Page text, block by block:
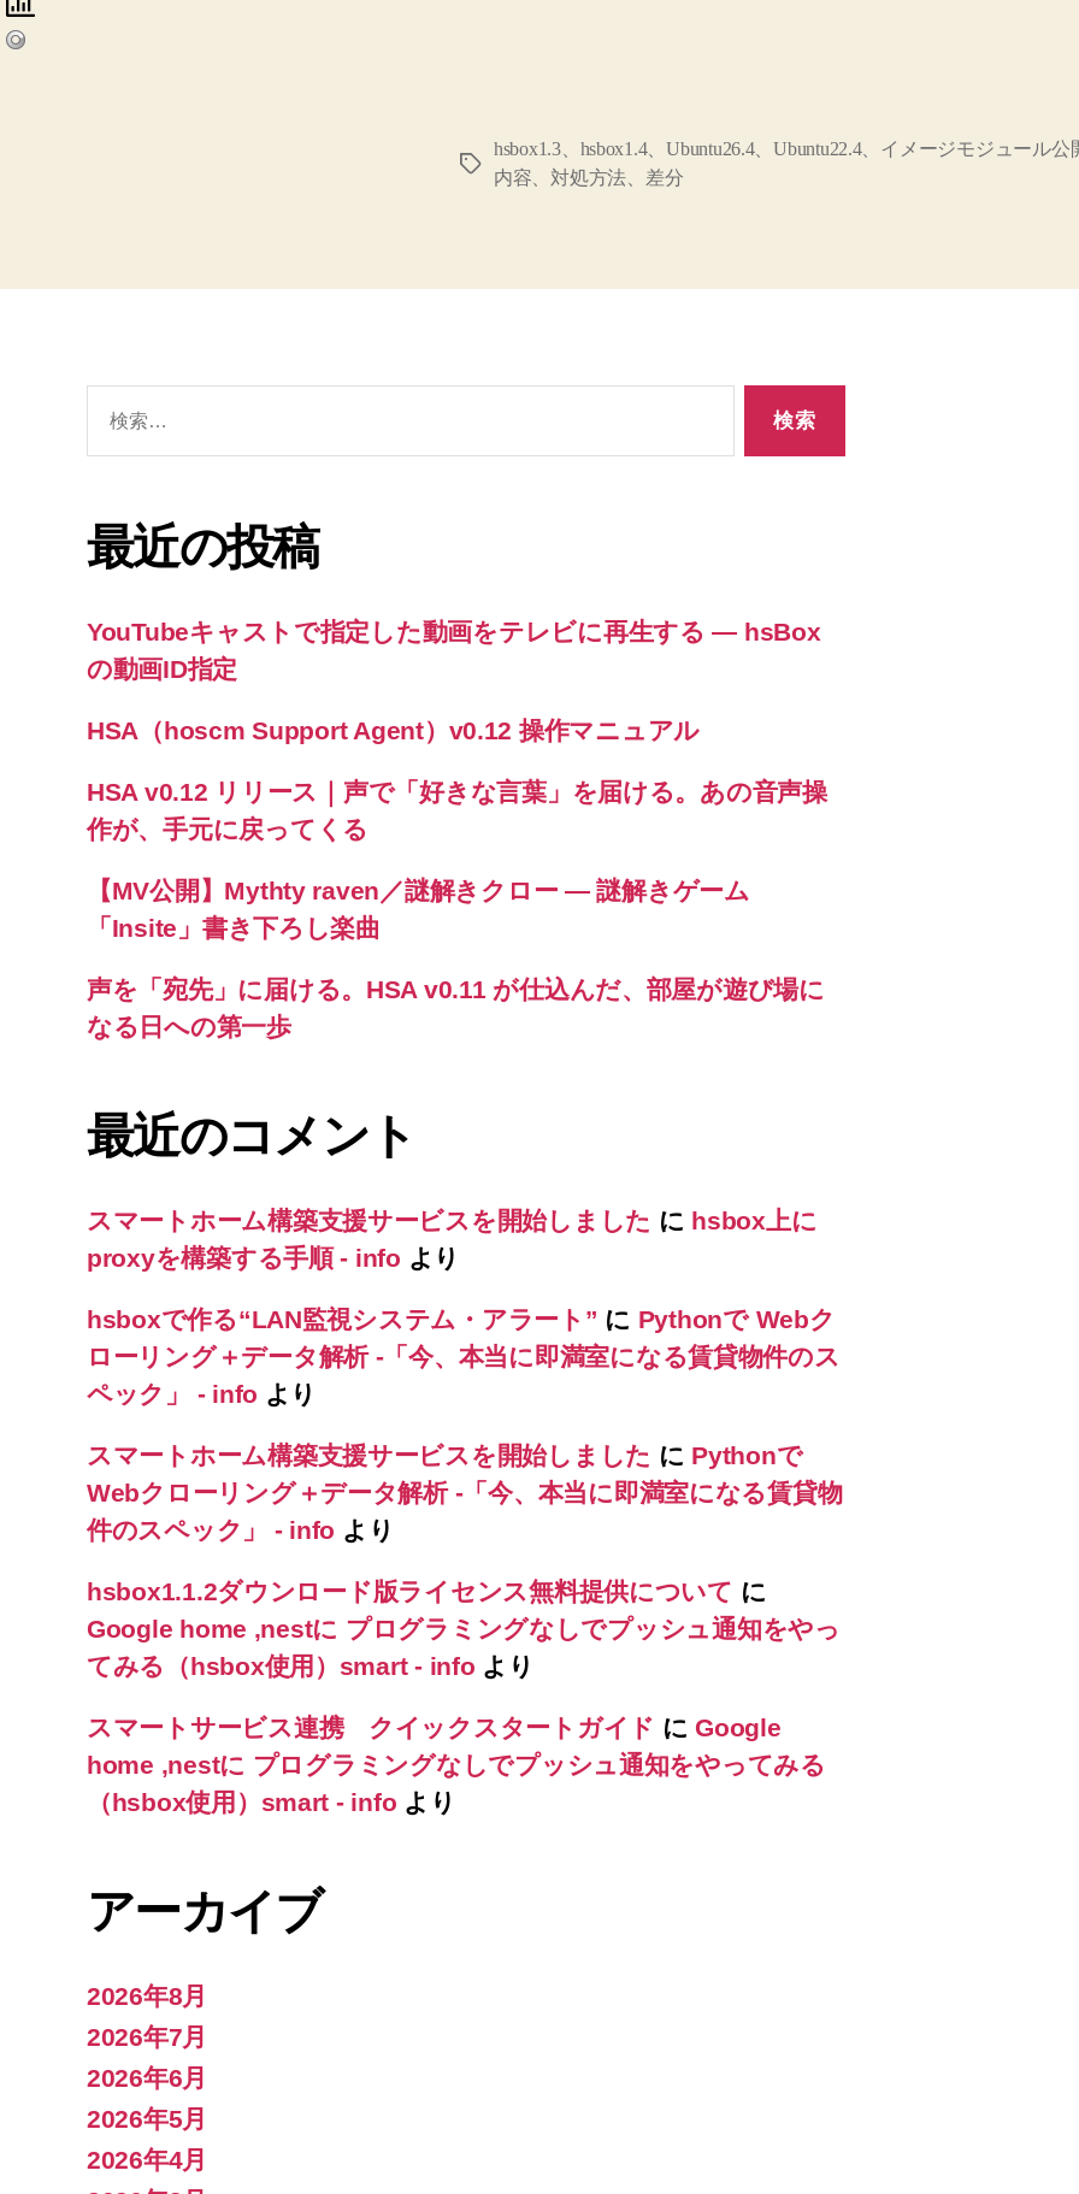
タ
hsbox1.3、hsbox1.4、Ubuntu26.4、Ubuntu22.4、イメージモジュール公
内容、対処方法、差分
最近の投稿
YouTubeキャストで指定した動画をテレビに再生する ― hsBox
の動画ID指定
HSA（hoscm Support Agent）v0.12 操作マニュアル
HSA v0.12 リリース｜声で「好きな言葉」を届ける。あの音声操
作が、手元に戻ってくる
【MV公開】Mythty raven／謎解きクロー — 謎解きゲーム
「Insite」書き下ろし楽曲
声を「宛先」に届ける。HSA v0.11 が仕込んだ、部屋が遊び場に
なる日への第一歩
最近のコメント
スマートホーム構築支援サービスを開始しました に hsbox上に
proxyを構築する手順 - info より
hsboxで作る“LAN監視システム・アラート” に Pythonで Webク
ローリング＋データ解析 -「今、本当に即満室になる賃貸物件のス
ペック」 - info より
スマートホーム構築支援サービスを開始しました に Pythonで
Webクローリング＋データ解析 -「今、本当に即満室になる賃貸物
件のスペック」 - info より
hsbox1.1.2ダウンロード版ライセンス無料提供について に
Google home ,nestに プログラミングなしでプッシュ通知をやっ
てみる（hsbox使用）smart - info より
スマートサービス連携 クイックスタートガイド にGoogle
home ,nestに プログラミングなしでプッシュ通知をやってみる
（hsbox使用）smart - info より
アーカイブ
2026年8月
2026年7月
2026年6月
2026年5月
2026年4月